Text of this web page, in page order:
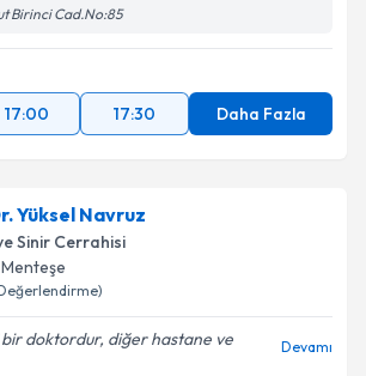
Birinci Cad.No:85
17:00 17:30 Daha Fazla
Yüksel Navruz
Sinir Cerrahisi
Menteşe
bir doktordur, diğer hastane ve
Devamı